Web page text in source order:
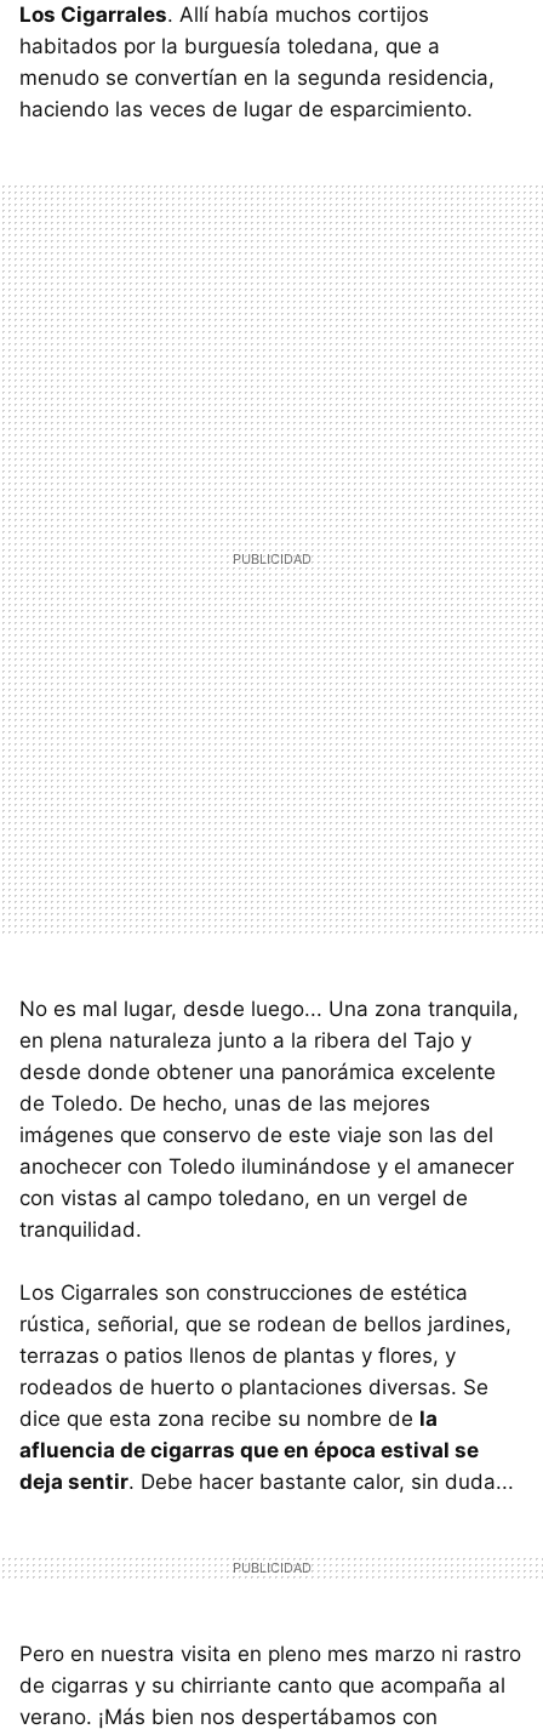
Los Cigarrales. Allí había muchos cortijos
habitados por la burguesía toledana, que a
menudo se convertían en la segunda residencia,
haciendo las veces de lugar de esparcimiento.
No es mal lugar, desde luego... Una zona tranquila,
en plena naturaleza junto a la ribera del Tajo y
desde donde obtener una panorámica excelente
de Toledo. De hecho, unas de las mejores
imágenes que conservo de este viaje son las del
anochecer con Toledo iluminándose y el amanecer
con vistas al campo toledano, en un vergel de
tranquilidad.
Los Cigarrales son construcciones de estética
rústica, señorial, que se rodean de bellos jardines,
terrazas o patios llenos de plantas y flores, y
rodeados de huerto o plantaciones diversas. Se
dice que esta zona recibe su nombre de la
afluencia de cigarras que en época estival se
deja sentir. Debe hacer bastante calor, sin duda...
Pero en nuestra visita en pleno mes marzo ni rastro
de cigarras y su chirriante canto que acompaña al
verano. ¡Más bien nos despertábamos con